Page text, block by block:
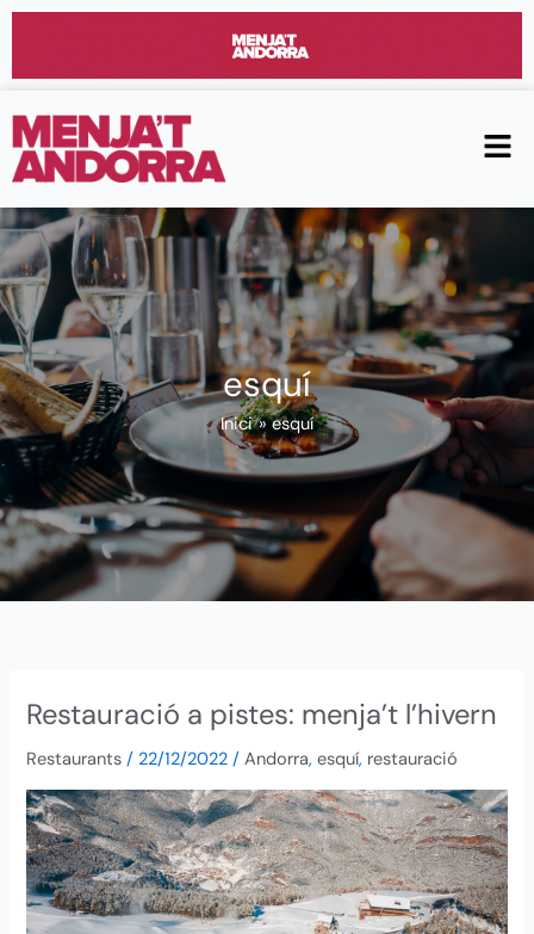
Vés
esquí
Inici esquí
Restauració a pistes: menja’t l’hivern
Restaurants / 22/12/2022/Andorra,esquí, restauració
Restauració
pistes:
menja’t
l’hivern